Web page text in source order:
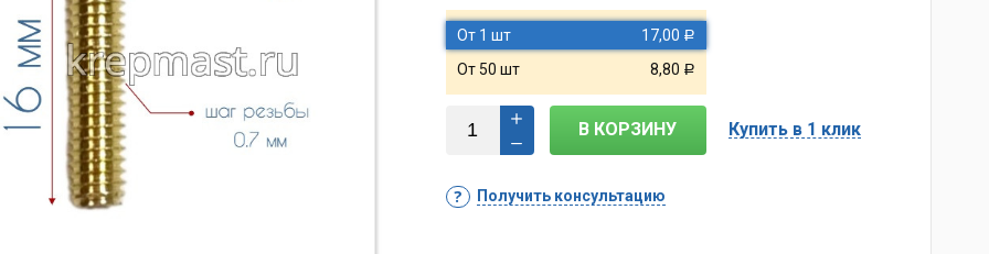
От 1 шт 17,00 Р
От 50 шт 8,80 Р
В КОРЗИНУ Купить в 1 клик
Получить консультацию